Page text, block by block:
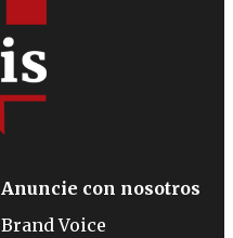
Anuncie con nosotros
Brand Voice